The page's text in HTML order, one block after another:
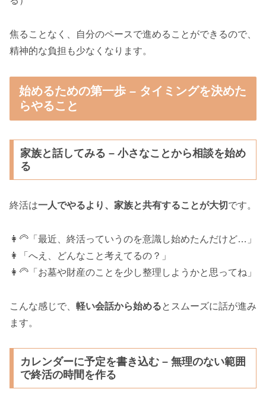
焦ることなく、自分のペースで進めることができるので、
精神的な負担も少なくなります。
始めるための第一歩 – タイミングを決めた
らやること
家族と話してみる – 小さなことから相談を始め
る
終活は一人でやるより、家族と共有することが大切 です。
👩‍🦳「最近、終活っていうのを意識し始めたんだけど…」
👩「へえ、どんなこと考えてるの？」
👩‍🦳「お墓や財産のことを少し整理しようかと思ってね」
こんな感じで、 軽い会話から始めるとスムーズに話が進み
ます。
カレンダーに予定を書き込む – 無理のない範囲
で終活の時間を作る